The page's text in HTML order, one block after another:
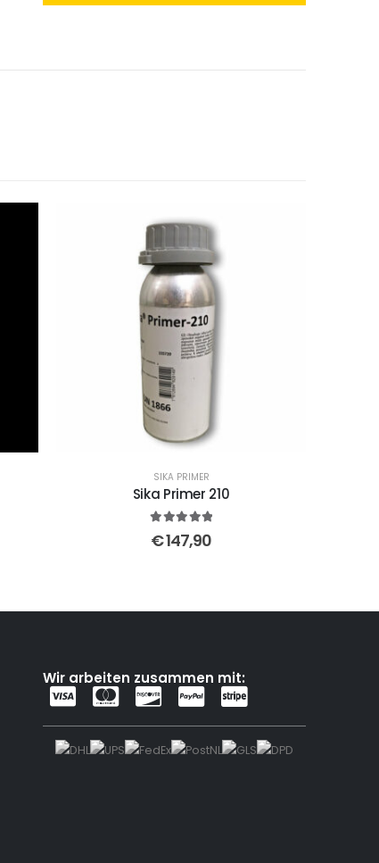
SIKA PRIMER
Sika Primer 210
out of 5
€147,90
Wir arbeiten zusammen mit: